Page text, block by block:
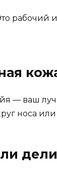
рабочий
— ваш
носа